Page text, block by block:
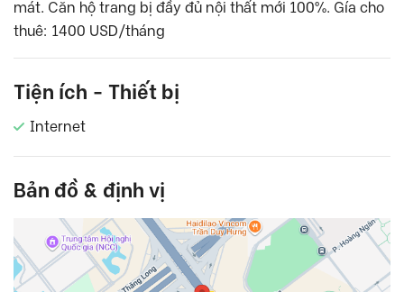
mát. Căn hộ trang bị đầy đủ nội thất mới 100%. Gía cho
thuê: 1400 USD/tháng
Tiện ích - Thiết bị
Internet
Bản đồ & định vị